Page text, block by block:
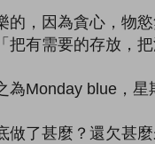
的，因為貪心，物
有需要的存放，
為Monday blue，
做了甚麼？還欠甚